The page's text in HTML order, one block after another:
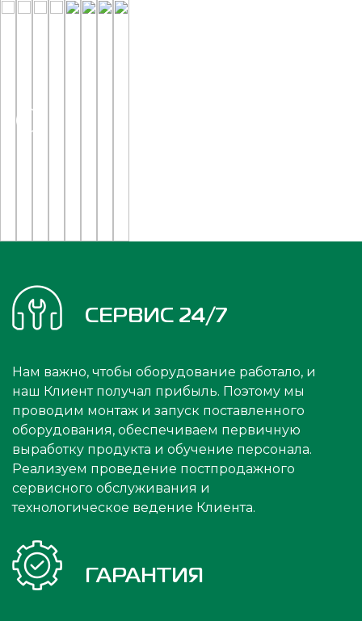
СЕРВИС 24/7
Нам важно, чтобы оборудование работало, и
наш Клиент получал прибыль. Поэтому мы
проводим монтаж и запуск поставленного
оборудования, обеспечиваем первичную
выработку продукта и обучение персонала.
Реализуем проведение постпродажного
сервисного обслуживания и
технологическое ведение Клиента.
ГАРАНТИЯ